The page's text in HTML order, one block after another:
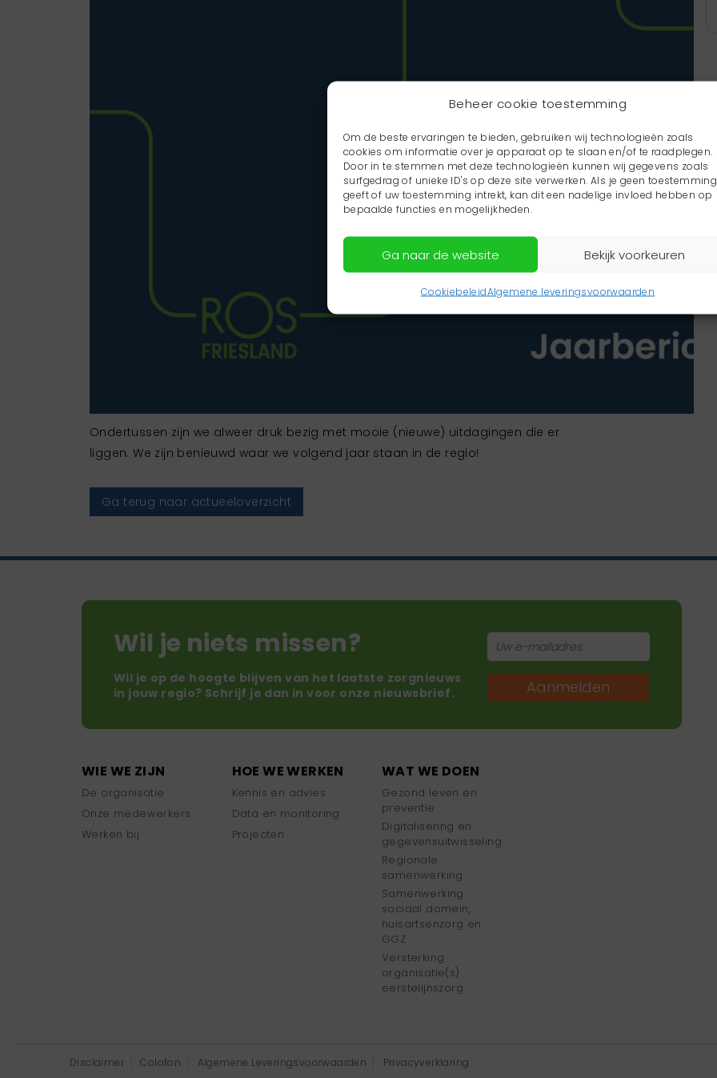
Beheer cookie toestemming
Om de beste ervaringen te bieden, gebruiken wij technologieën zoals
cookies om informatie over je apparaat op te slaan en/of te raadplegen.
Door in te stemmen met deze technologieën kunnen wij gegevens zoals
surfgedrag of unieke ID's op deze site verwerken. Als je geen toestemming
geeft of uw toestemming intrekt, kan dit een nadelige invloed hebben op
bepaalde functies en mogelijkheden.
Ga naar de website Bekijk voorkeuren
CookiebeleidAlgemene leveringsvoorwaarden
Ondertussen zijn we alweer druk bezig met mooie (nieuwe) uitdagingen die er
liggen. We zijn benieuwd waar we volgend jaar staan in de regio!
Ga terug naar actueeloverzicht
Wil je niets missen?
Wil je op de hoogte blijven van het laatste zorgnieuws
in jouw regio? Schrijf je dan in voor onze nieuwsbrief.
Aanmelden
WIE WE ZIJN
De organisatie
Onze medewerkers
Werken bij
HOE WE WERKEN
Kennis en advies
Data en monitoring
Projecten
WAT WE DOEN
Gezond leven en
preventie
Digitalisering en
gegevensuitwisseling
Regionale
samenwerking
Samenwerking
sociaal domein,
huisartsenzorg en
GGZ
Versterking
organisatie(s)
eerstelijnszorg
Disclaimer Colofon Algemene Leveringsvoorwaarden
Privacyverklaring